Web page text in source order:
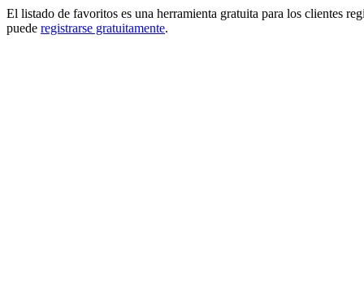
El listado de favoritos es una herramienta gratuita para los clientes
puede registrarse gratuitamente.